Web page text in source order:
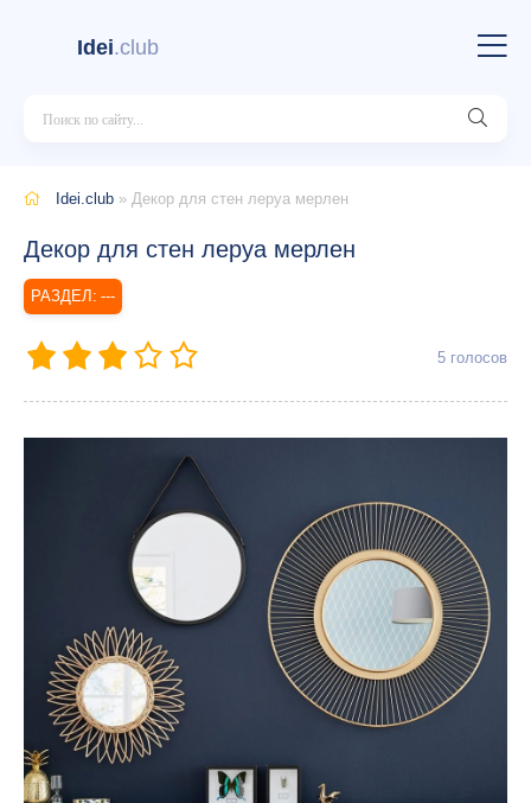
Idei.club
Idei.club » Декор для стен леруа мерлен
Декор для стен леруа мерлен
---
5 голосов